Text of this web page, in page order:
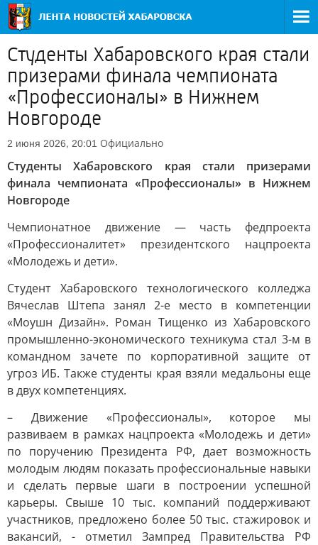
Студенты Хабаровского края стали
призерами финала чемпионата
«Профессионалы» в Нижнем
Новгороде
2 июня 2026, 20:01 Официально
Студенты Хабаровского края стали призерами
финала чемпионата «Профессионалы» в Нижнем
Новгороде
Чемпионатное движение — часть федпроекта
«Профессионалитет» президентского нацпроекта
«Молодежь и дети».
Студент Хабаровского технологического колледжа
Вячеслав Штепа занял 2-е место в компетенции
«Моушн Дизайн». Роман Тищенко из Хабаровского
промышленно-экономического техникума стал 3-м в
командном зачете по корпоративной защите от
угроз ИБ. Также студенты края взяли медальоны еще
в двух компетенциях.
– Движение «Профессионалы», которое мы
развиваем в рамках нацпроекта «Молодежь и дети»
по поручению Президента РФ, дает возможность
молодым людям показать профессиональные навыки
и сделать первые шаги в построении успешной
карьеры. Свыше 10 тыс. компаний поддерживают
участников, предложено более 50 тыс. стажировок и
вакансий, - отметил Зампред Правительства РФ